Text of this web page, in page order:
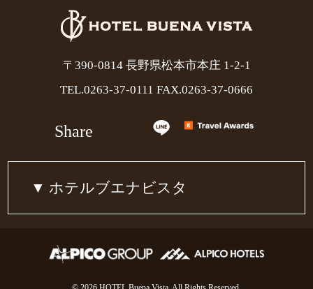
〒390-0814 長野県松本市本庄 1-2-1
TEL.0263-37-0111 FAX.0263-37-0666
Share
ホテルブエナビスタ